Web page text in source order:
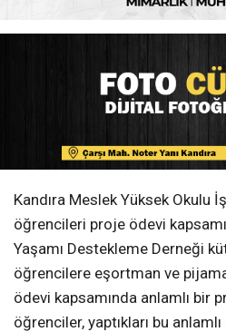
Kandıra Meslek Yüksek Okulu
öğrencileri proje ödevi
Yaşamı Destekleme Derneği
öğrencilere eşortman ve pijama
ödevi kapsamında anlamlı bir
öğrenciler, yaptıkları bu